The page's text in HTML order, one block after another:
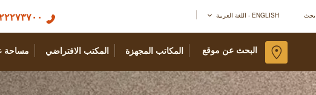
بحث ENGLISH - اللغة العربية
المكاتب المجهزة المكتب الافتراضي مساحة البحث عن موقع